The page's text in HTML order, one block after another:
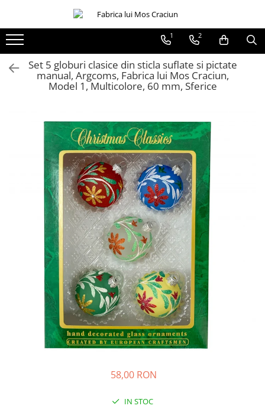
Ø120
Sferice
Martha Stewart
1 2
Set 5 globuri clasice din sticla suflate si pictate
manual, Argcoms, Fabrica lui Mos Craciun,
Model 1, Multicolore, 60 mm, Sferice
58,00 RON
IN STOC